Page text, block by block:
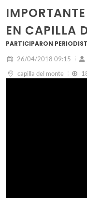
EN CAPILLA
PARTICIPARON
26/04/2018 09:15
capilla del monte